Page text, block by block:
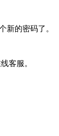
的密码了。
客服。